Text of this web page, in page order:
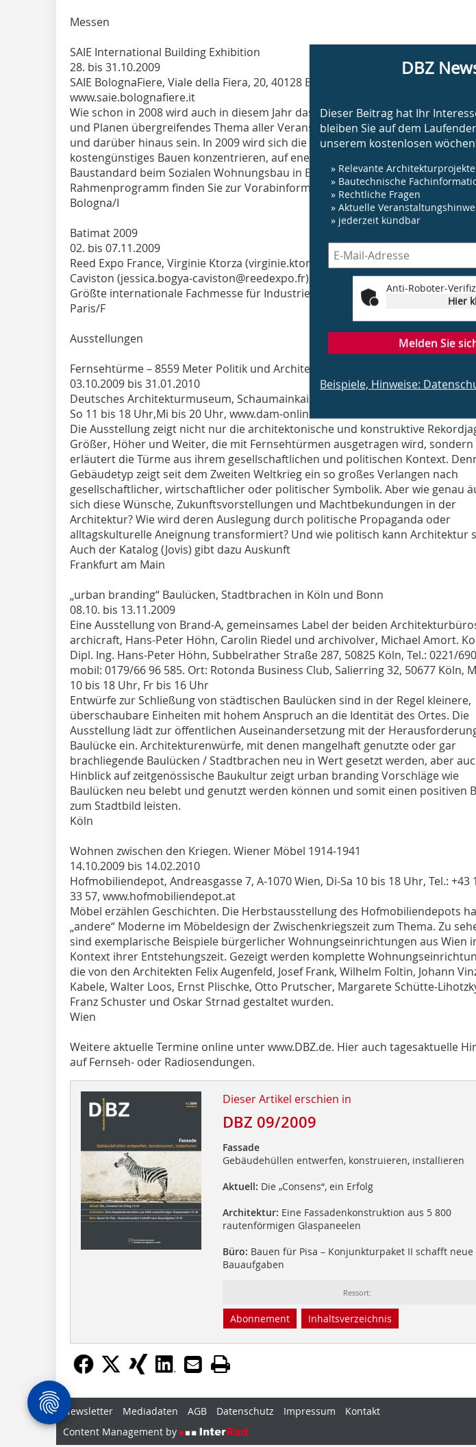
Messen
SAIE International Building Exhibition
28. bis 31.10.2009
SAIE BolognaFiere, Viale della Fiera, 20, 40128 Bologna/I, Tel.: +39 051/282111,
www.saie.bolognafiere.it
Wie schon in 2008 wird auch in diesem Jahr das Stichwort Nachhaltigkeit im
und Planen übergreifendes Thema aller Veranstaltungen auf dem
und darüber hinaus sein. In 2009 wird sich die Messe dabei insbesondere auf
kostengünstiges Bauen konzentrieren, auf energieeffizientes Bauen sowie hohe
Baustandard beim Sozialen Wohnungsbau in Europa. Ausstellungs- und
Rahmenprogramm finden Sie zur Vorabinformation im Internet.
Bologna/I
Batimat 2009
02. bis 07.11.2009
Reed Expo France, Virginie Ktorza (virginie.ktorza@reedexpo.fr) oder Jessica
Caviston (jessica.bogya-caviston@reedexpo.fr), www.batimat.com
Größte internationale Fachmesse für Industrie und Bauwesen
Paris/F
Ausstellungen
Fernsehtürme – 8559 Meter Politik und Architektur
03.10.2009 bis 31.01.2010
Deutsches Architekturmuseum, Schaumainkai 43, 60596 Frankfurt am Main, Di,
So 11 bis 18 Uhr,Mi bis 20 Uhr, www.dam-online.de
Die Ausstellung zeigt nicht nur die architektonische und konstruktive
Größer, Höher und Weiter, die mit Fernsehtürmen ausgetragen wird, sondern
erläutert die Türme aus ihrem gesellschaftlichen und politischen Kontext.
Gebäudetyp zeigt seit dem Zweiten Weltkrieg ein so großes Verlangen nach
gesellschaftlicher, wirtschaftlicher oder politischer Symbolik. Aber wie genau
sich diese Wünsche, Zukunftsvorstellungen und Machtbekundungen in der
Architektur? Wie wird deren Auslegung durch politische Propaganda oder
alltagskulturelle Aneignung transformiert? Und wie politisch kann Architektur
Auch der Katalog (Jovis) gibt dazu Auskunft
Frankfurt am Main
„urban branding“ Baulücken, Stadtbrachen in Köln und Bonn
08.10. bis 13.11.2009
Eine Ausstellung von Brand-A, gemeinsames Label der beiden
archicraft, Hans-Peter Höhn, Carolin Riedel und archivolver, Michael Amort.
Dipl. Ing. Hans-Peter Höhn, Subbelrather Straße 287, 50825 Köln, Tel.: 0221/
mobil: 0179/66 96 585. Ort: Rotonda Business Club, Salierring 32, 50677 Köln,
10 bis 18 Uhr, Fr bis 16 Uhr
Entwürfe zur Schließung von städtischen Baulücken sind in der Regel kleinere,
überschaubare Einheiten mit hohem Anspruch an die Identität des Ortes. Die
Ausstellung lädt zur öffentlichen Auseinandersetzung mit der
Baulücke ein. Architekturenwürfe, mit denen mangelhaft genutzte oder gar
brachliegende Baulücken / Stadtbrachen neu in Wert gesetzt werden, aber
Hinblick auf zeitgenössische Baukultur zeigt urban branding Vorschläge wie
Baulücken neu belebt und genutzt werden können und somit einen positiven
zum Stadtbild leisten.
Köln
Wohnen zwischen den Kriegen. Wiener Möbel 1914-1941
14.10.2009 bis 14.02.2010
Hofmobiliendepot, Andreasgasse 7, A-1070 Wien, Di-Sa 10 bis 18 Uhr, Tel.: +43
33 57, www.hofmobiliendepot.at
Möbel erzählen Geschichten. Die Herbstausstellung des Hofmobiliendepots
„andere“ Moderne im Möbeldesign der Zwischenkriegszeit zum Thema. Zu
sind exemplarische Beispiele bürgerlicher Wohnungseinrichtungen aus Wien
Kontext ihrer Entstehungszeit. Gezeigt werden komplette
die von den Architekten Felix Augenfeld, Josef Frank, Wilhelm Foltin, Johann
Kabele, Walter Loos, Ernst Plischke, Otto Prutscher, Margarete Schütte-
Franz Schuster und Oskar Strnad gestaltet wurden.
Wien
Weitere aktuelle Termine online unter www.DBZ.de. Hier auch tagesaktuelle
auf Fernseh- oder Radiosendungen.
Dieser Artikel erschien in
DBZ 09/2009
Fassade
Gebäudehüllen entwerfen, konstruieren, installieren
Aktuell: Die „Consens“, ein Erfolg
Architektur: Eine Fassadenkonstruktion aus 5 800
rautenförmigen Glaspaneelen
Büro: Bauen für Pisa – Konjunkturpaket II schafft neue
Bauaufgaben
Ressort:
Abonnement Inhaltsverzeichnis
DBZ
bleiben Sie auf dem
unserem kostenlosen
» Bautechnische
» Rechtliche Fragen
» Aktuelle
» jederzeit kündbar
Anti-Roboter-
Hier
Melden Sie
Newsletter Mediadaten AGB Datenschutz Impressum
Kontakt
Content Management by